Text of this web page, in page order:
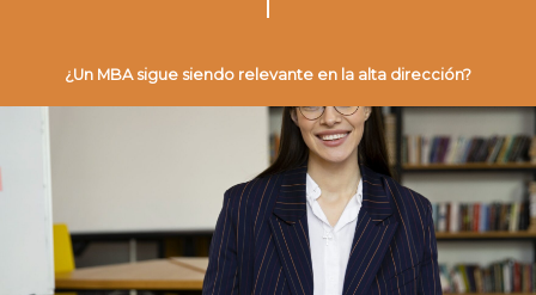
¿Un MBA sigue siendo relevante en la alta dirección?